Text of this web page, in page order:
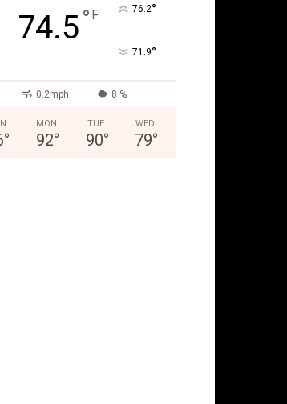
74.5° F 76.2°
71.9°
0.2mph 8 %
°
MON
92°
TUE
90°
WED
79°